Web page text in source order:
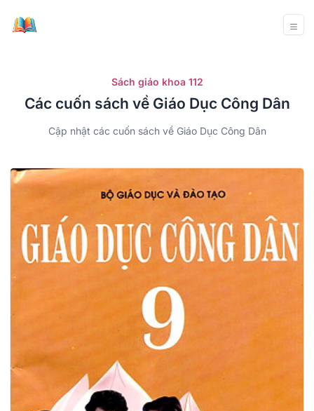
Sách giáo khoa 112
Các cuốn sách về Giáo Dục Công Dân
Cập nhật các cuốn sách về Giáo Dục Công Dân